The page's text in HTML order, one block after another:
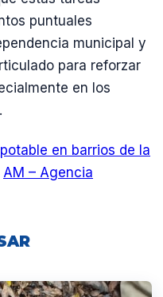
puntuales
municipal y
para reforzar
en los
en barrios de la
AM – Agencia